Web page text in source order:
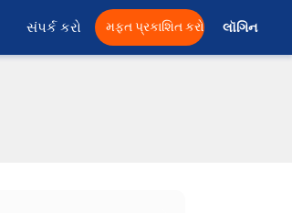
સંપર્ક કરો મફત પ્રકાશિત કરો લૉગિન